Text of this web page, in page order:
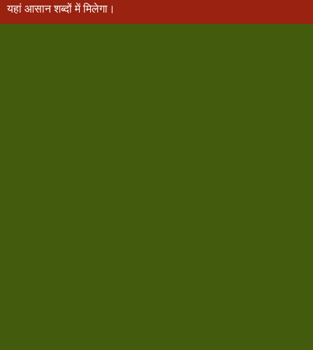
यहां आसान शब्दों में मिलेगा।